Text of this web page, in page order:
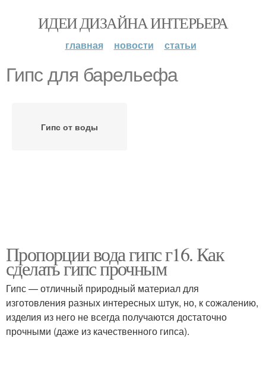
ИДЕИ ДИЗАЙНА ИНТЕРЬЕРА
главная новости статьи
Гипс для барельефа
Гипс от воды
Пропорции вода гипс г16. Как
сделать гипс прочным
Гипс — отличный природный материал для
изготовления разных интересных штук, но, к сожалению,
изделия из него не всегда получаются достаточно
прочными (даже из качественного гипса).